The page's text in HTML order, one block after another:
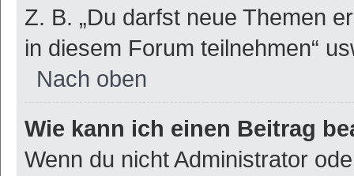
Z. B. „Du darfst neue Themen
in diesem Forum teilnehmen“
Nach oben
Wie kann ich einen Beitrag
Wenn du nicht Administrator